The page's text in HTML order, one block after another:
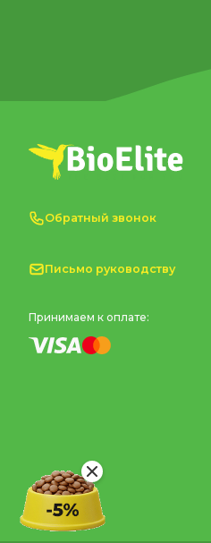
Обратный звонок
Письмо руководству
Принимаем к оплате: